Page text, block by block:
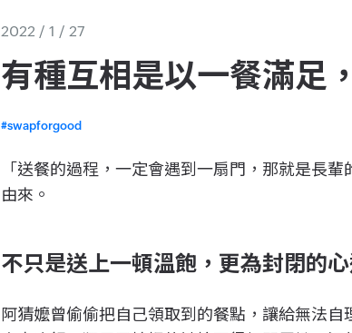
2022 / 1 / 27
有種互相是以一餐滿足
#swapforgood
「送餐的過程，一定會遇到一扇門，那就是長
由來。
不只是送上一頓溫飽，更為封閉的
阿猜嬤曾偷偷把自己領取到的餐點，讓給無法